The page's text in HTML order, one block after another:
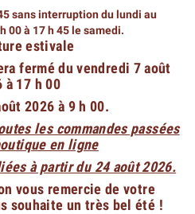
sans interruption du lundi au
00 à 17 h 45 le samedi.
estivale
fermé du vendredi 7 août
à 17 h 00
2026 à 9 h 00.
les commandes passées
en ligne
à partir du 24 août 2026.
vous remercie de votre
souhaite un très bel été !